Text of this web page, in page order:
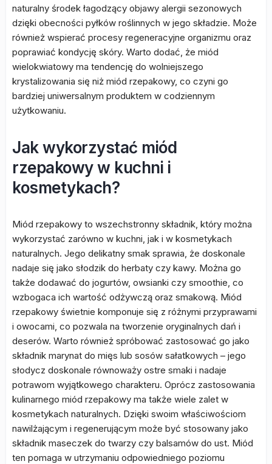
naturalny środek łagodzący objawy alergii sezonowych
dzięki obecności pyłków roślinnych w jego składzie. Może
również wspierać procesy regeneracyjne organizmu oraz
poprawiać kondycję skóry. Warto dodać, że miód
wielokwiatowy ma tendencję do wolniejszego
krystalizowania się niż miód rzepakowy, co czyni go
bardziej uniwersalnym produktem w codziennym
użytkowaniu.
Jak wykorzystać miód
rzepakowy w kuchni i
kosmetykach?
Miód rzepakowy to wszechstronny składnik, który można
wykorzystać zarówno w kuchni, jak i w kosmetykach
naturalnych. Jego delikatny smak sprawia, że doskonale
nadaje się jako słodzik do herbaty czy kawy. Można go
także dodawać do jogurtów, owsianki czy smoothie, co
wzbogaca ich wartość odżywczą oraz smakową. Miód
rzepakowy świetnie komponuje się z różnymi przyprawami
i owocami, co pozwala na tworzenie oryginalnych dań i
deserów. Warto również spróbować zastosować go jako
składnik marynat do mięs lub sosów sałatkowych – jego
słodycz doskonale równoważy ostre smaki i nadaje
potrawom wyjątkowego charakteru. Oprócz zastosowania
kulinarnego miód rzepakowy ma także wiele zalet w
kosmetykach naturalnych. Dzięki swoim właściwościom
nawilżającym i regenerującym może być stosowany jako
składnik maseczek do twarzy czy balsamów do ust. Miód
ten pomaga w utrzymaniu odpowiedniego poziomu